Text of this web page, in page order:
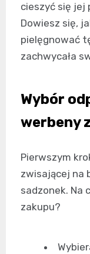
cieszyć się jej
Dowiesz się,
pielęgnować
zachwycała
Wybór
werbeny
Pierwszym
zwisającej na
sadzonek. Na
zakupu?